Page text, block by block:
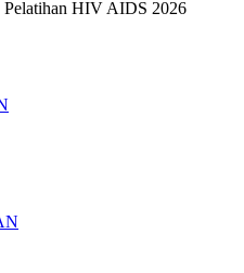
HIV AIDS 2026